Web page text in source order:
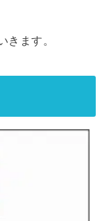
きます。